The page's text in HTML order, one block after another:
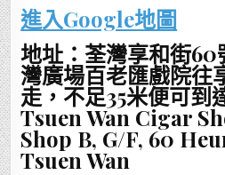
進入Google地圖
地址：荃灣享和街60
灣廣場百老匯戲院往
走，不足35米便可到
Tsuen Wan Cigar
Shop B, G/F, 60
Tsuen Wan